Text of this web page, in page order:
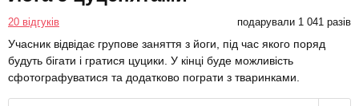
20 відгуків подарували 1 041 разів
Учасник відвідає групове заняття з йоги, під час якого поряд
будуть бігати і гратися цуцики. У кінці буде можливість
сфотографуватися та додатково пограти з тваринками.